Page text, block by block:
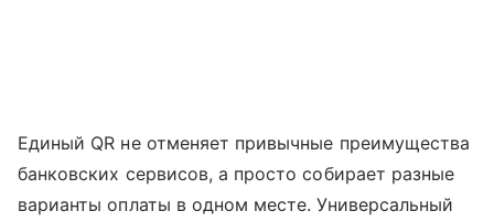
Единый QR не отменяет привычные преимущества
банковских сервисов, а просто собирает разные
варианты оплаты в одном месте. Универсальный